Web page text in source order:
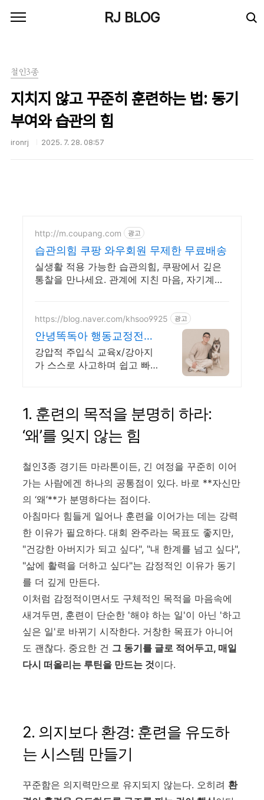
RJ BLOG
철인3종
지치지 않고 꾸준히 훈련하는 법: 동기
부여와 습관의 힘
ironrj 2025. 7. 28. 08:57
http://m.coupang.com 광고
습관의힘 쿠팡 와우회원 무제한 무료배송
실생활 적용 가능한 습관의힘, 쿠팡에서 깊은
통찰을 만나세요. 관계에 지친 마음, 자기계발
https://blog.naver.com/khsoo9925 광고
안녕똑독아 행동교정전문
훈련사 문제행동 무료 상
담가능
강압적 주입식 교육x/강아지
가 스스로 사고하며 쉽고 빠
1. 훈련의 목적을 분명히 하라:
‘왜’를 잊지 않는 힘
철인3종 경기든 마라톤이든, 긴 여정을 꾸준히 이어
가는 사람에겐 하나의 공통점이 있다. 바로 **자신만
의 ‘왜’**가 분명하다는 점이다.
아침마다 힘들게 일어나 훈련을 이어가는 데는 강력
한 이유가 필요하다. 대회 완주라는 목표도 좋지만,
"건강한 아버지가 되고 싶다", "내 한계를 넘고 싶다",
"삶에 활력을 더하고 싶다"는 감정적인 이유가 동기
를 더 깊게 만든다.
이처럼 감정적이면서도 구체적인 목적을 마음속에
새겨두면, 훈련이 단순한 '해야 하는 일'이 아닌 '하고
싶은 일'로 바뀌기 시작한다. 거창한 목표가 아니어
도 괜찮다. 중요한 건 그 동기를 글로 적어두고, 매일
다시 떠올리는 루틴을 만드는 것이다.
2. 의지보다 환경: 훈련을 유도하
는 시스템 만들기
꾸준함은 의지력만으로 유지되지 않는다. 오히려 환